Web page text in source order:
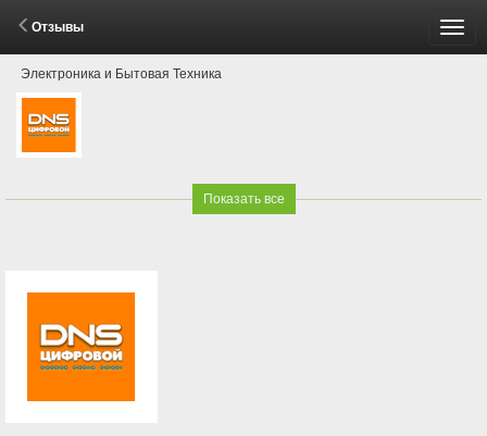
Отзывы
Электроника и Бытовая Техника
Показать все